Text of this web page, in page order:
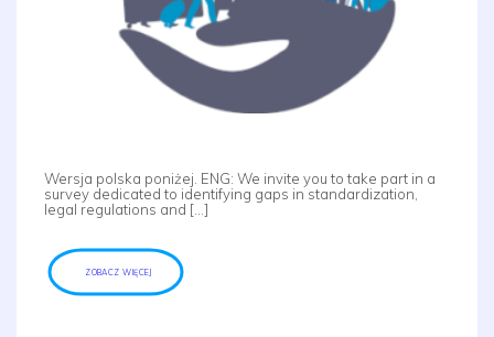
Wersja polska poniżej. ENG: We invite you to take part in a
survey dedicated to identifying gaps in standardization,
legal regulations and […]
ZOBACZ WIĘCEJ